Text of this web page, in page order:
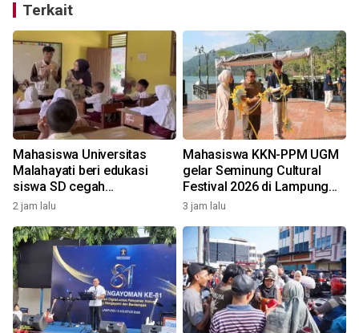
Terkait
Mahasiswa Universitas
Malahayati beri edukasi
siswa SD cegah
perundungan
2 jam lalu
Mahasiswa KKN-PPM UGM
gelar Seminung Cultural
Festival 2026 di Lampung
Barat
3 jam lalu